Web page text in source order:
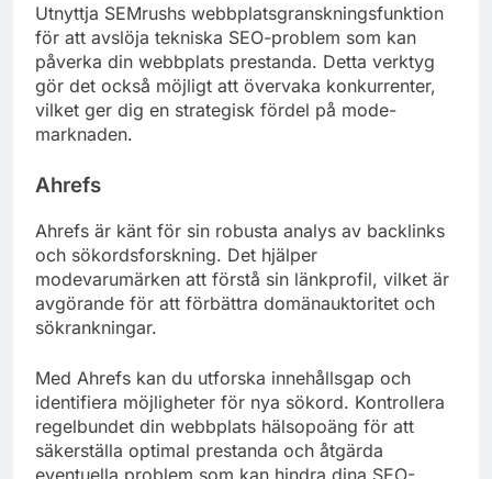
Utnyttja SEMrushs webbplatsgranskningsfunktion
för att avslöja tekniska SEO-problem som kan
påverka din webbplats prestanda. Detta verktyg
gör det också möjligt att övervaka konkurrenter,
vilket ger dig en strategisk fördel på mode-
marknaden.
Ahrefs
Ahrefs är känt för sin robusta analys av backlinks
och sökordsforskning. Det hjälper
modevarumärken att förstå sin länkprofil, vilket är
avgörande för att förbättra domänauktoritet och
sökrankningar.
Med Ahrefs kan du utforska innehållsgap och
identifiera möjligheter för nya sökord. Kontrollera
regelbundet din webbplats hälsopoäng för att
säkerställa optimal prestanda och åtgärda
eventuella problem som kan hindra dina SEO-